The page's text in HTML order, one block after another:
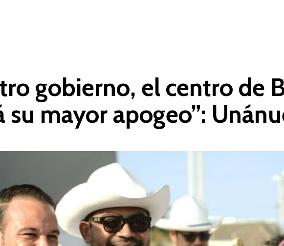
gobierno, el centro de
su mayor apogeo”: